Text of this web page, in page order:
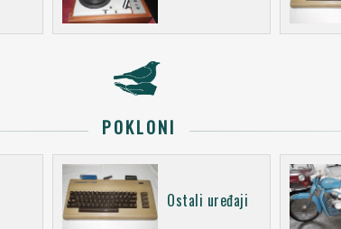
POKLONI
Ostali uređaji